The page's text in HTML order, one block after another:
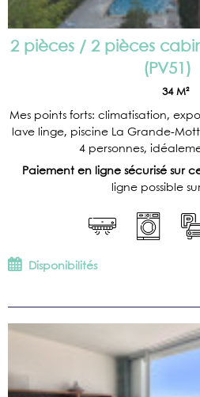
2 pièces / 2 pièces
( PV51 )
34 M²
Mes points forts: climatisation,
lave linge, piscine La Grande-
4 personnes,
Paiement en ligne sécurisé sur
ligne possible
Disponibilités